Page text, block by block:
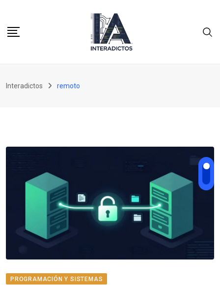
content
Interadictos remoto
PROGRAMACIÓN Y SISTEMAS